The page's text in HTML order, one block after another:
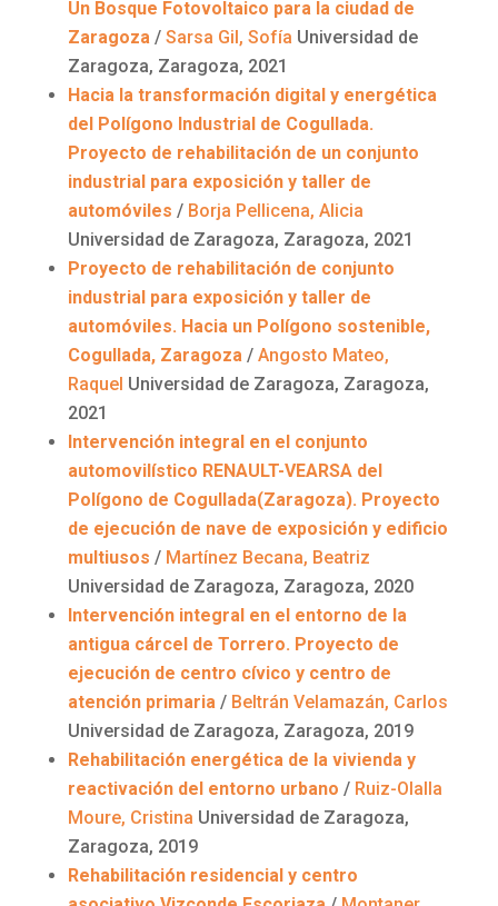
Un Bosque Fotovoltaico para la ciudad de
Zaragoza/ Sarsa Gil, Sofía Universidad de
Zaragoza, Zaragoza, 2021
Hacia la transformación digital y energética
del Polígono Industrial de Cogullada.
Proyecto de rehabilitación de un conjunto
industrial para exposición y taller de
automóviles / Borja Pellicena, Alicia
Universidad de Zaragoza, Zaragoza, 2021
Proyecto de rehabilitación de conjunto
industrial para exposición y taller de
automóviles. Hacia un Polígono sostenible,
Cogullada, Zaragoza/ Angosto Mateo,
Raquel Universidad de Zaragoza, Zaragoza,
2021
Intervención integral en el conjunto
automovilístico RENAULT-VEARSA del
Polígono de Cogullada(Zaragoza). Proyecto
de ejecución de nave de exposición y edificio
multiusos / Martínez Becana, Beatriz
Universidad de Zaragoza, Zaragoza, 2020
Intervención integral en el entorno de la
antigua cárcel de Torrero. Proyecto de
ejecución de centro cívico y centro de
atención primaria/ Beltrán Velamazán, Carlos
Universidad de Zaragoza, Zaragoza, 2019
Rehabilitación energética de la vivienda y
reactivación del entorno urbano / Ruiz-Olalla
Moure, Cristina Universidad de Zaragoza,
Zaragoza, 2019
Rehabilitación residencial y centro